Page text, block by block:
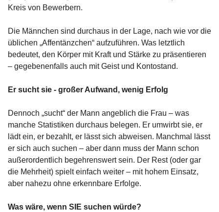
Kreis von Bewerbern.
Die Männchen sind durchaus in der Lage, nach wie vor die
üblichen „Affentänzchen“ aufzuführen. Was letztlich
bedeutet, den Körper mit Kraft und Stärke zu präsentieren
– gegebenenfalls auch mit Geist und Kontostand.
Er sucht sie - großer Aufwand, wenig Erfolg
Dennoch „sucht“ der Mann angeblich die Frau – was
manche Statistiken durchaus belegen. Er umwirbt sie, er
lädt ein, er bezahlt, er lässt sich abweisen. Manchmal lässt
er sich auch suchen – aber dann muss der Mann schon
außerordentlich begehrenswert sein. Der Rest (oder gar
die Mehrheit) spielt einfach weiter – mit hohem Einsatz,
aber nahezu ohne erkennbare Erfolge.
Was wäre, wenn SIE suchen würde?